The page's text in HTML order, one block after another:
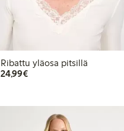
Ribattu yläosa pitsillä
24,99€24,99 €